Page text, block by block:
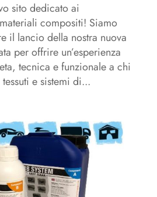
sito dedicato ai
compositi! Siamo
il lancio della nostra nuova
per offrire un’esperienza
tecnica e funzionale a chi
e sistemi di...